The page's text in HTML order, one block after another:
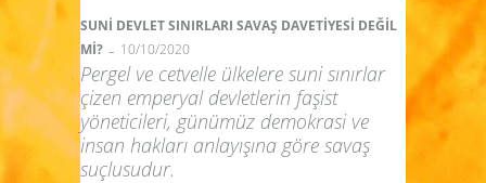
SUNİ DEVLET SINIRLARI SAVAŞ DAVETİYESİ DEĞİL
Mİ? - 10/10/2020
Pergel ve cetvelle ülkelere suni sınırlar
çizen emperyal devletlerin faşist
yöneticileri, günümüz demokrasi ve
insan hakları anlayışına göre savaş
suçlusudur.